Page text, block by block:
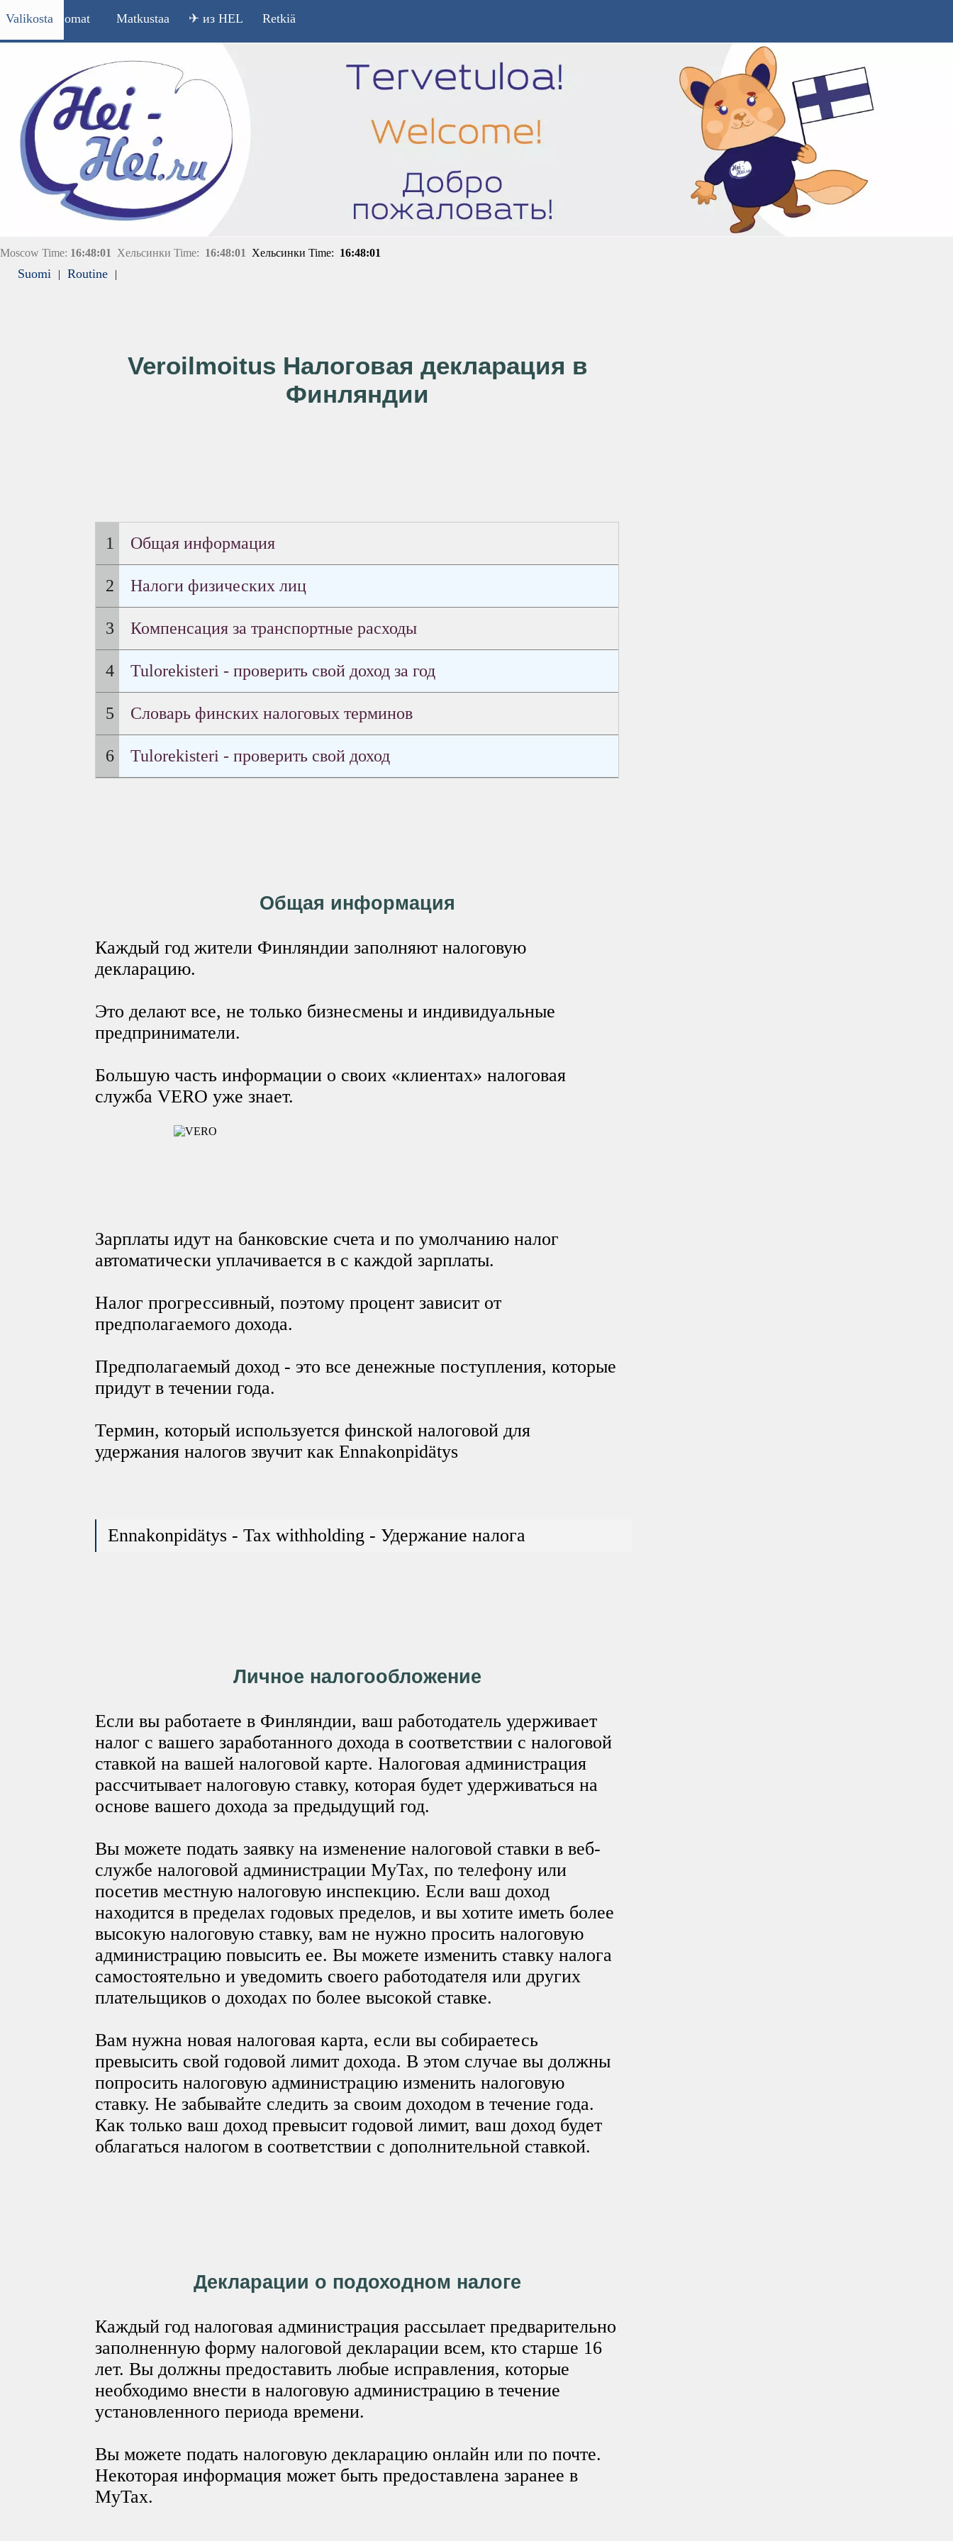
Valikosta Lomat Matkustaa ✈ из HEL Retkiä
Moscow Time: 16:48:01 Хельсинки Time: 16:48:01 Хельсинки Time: 16:48:01
Suomi | Routine |
Veroilmoitus Налоговая декларация в
Финляндии
Общая информация
Налоги физических лиц
Компенсация за транспортные расходы
Tulorekisteri - проверить свой доход за год
Словарь финских налоговых терминов
Tulorekisteri - проверить свой доход
Общая информация
Каждый год жители Финляндии заполняют налоговую
декларацию.
Это делают все, не только бизнесмены и индивидуальные
предприниматели.
Большую часть информации о своих «клиентах» налоговая
служба VERO уже знает.
Зарплаты идут на банковские счета и по умолчанию налог
автоматически уплачивается в с каждой зарплаты.
Налог прогрессивный, поэтому процент зависит от
предполагаемого дохода.
Предполагаемый доход - это все денежные поступления, которые
придут в течении года.
Термин, который используется финской налоговой для
удержания налогов звучит как Ennakonpidätys
Ennakonpidätys - Tax withholding - Удержание налога
Личное налогообложение
Если вы работаете в Финляндии, ваш работодатель удерживает
налог с вашего заработанного дохода в соответствии с налоговой
ставкой на вашей налоговой карте. Налоговая администрация
рассчитывает налоговую ставку, которая будет удерживаться на
основе вашего дохода за предыдущий год.
Вы можете подать заявку на изменение налоговой ставки в веб-
службе налоговой администрации MyTax, по телефону или
посетив местную налоговую инспекцию. Если ваш доход
находится в пределах годовых пределов, и вы хотите иметь более
высокую налоговую ставку, вам не нужно просить налоговую
администрацию повысить ее. Вы можете изменить ставку налога
самостоятельно и уведомить своего работодателя или других
плательщиков о доходах по более высокой ставке.
Вам нужна новая налоговая карта, если вы собираетесь
превысить свой годовой лимит дохода. В этом случае вы должны
попросить налоговую администрацию изменить налоговую
ставку. Не забывайте следить за своим доходом в течение года.
Как только ваш доход превысит годовой лимит, ваш доход будет
облагаться налогом в соответствии с дополнительной ставкой.
Декларации о подоходном налоге
Каждый год налоговая администрация рассылает предварительно
заполненную форму налоговой декларации всем, кто старше 16
лет. Вы должны предоставить любые исправления, которые
необходимо внести в налоговую администрацию в течение
установленного периода времени.
Вы можете подать налоговую декларацию онлайн или по почте.
Некоторая информация может быть предоставлена заранее в
MyTax.